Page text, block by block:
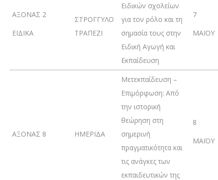
ΑΞΟΝΑΣ 2
ΕΙΔΙΚΑ
ΣΤΡΟΓΓΥΛΟ
ΤΡΑΠΕΖΙ
Ειδικών σχολείων
για τον ρόλο και τη
σημασία τους στην
Ειδική Αγωγή και
Εκπαίδευση
7
ΜΑΪΟΥ
ΑΞΟΝΑΣ 8 ΗΜΕΡΙΔΑ
Μετεκπαίδευση –
Επιμόρφωση: Από
την ιστορική
θεώρηση στη
σημερινή
πραγματικότητα και
τις ανάγκες των
εκπαιδευτικών της
8
ΜΑΪΟΥ